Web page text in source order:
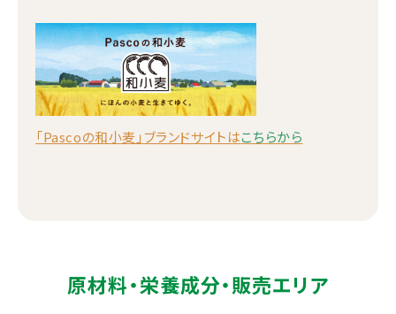
「Pascoの和小麦」ブランドサイトはこちらから
原材料・栄養成分・販売エリア